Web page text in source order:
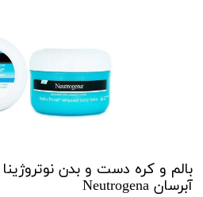
بالم و کره دست و بدن
آبرسان Neutrogena